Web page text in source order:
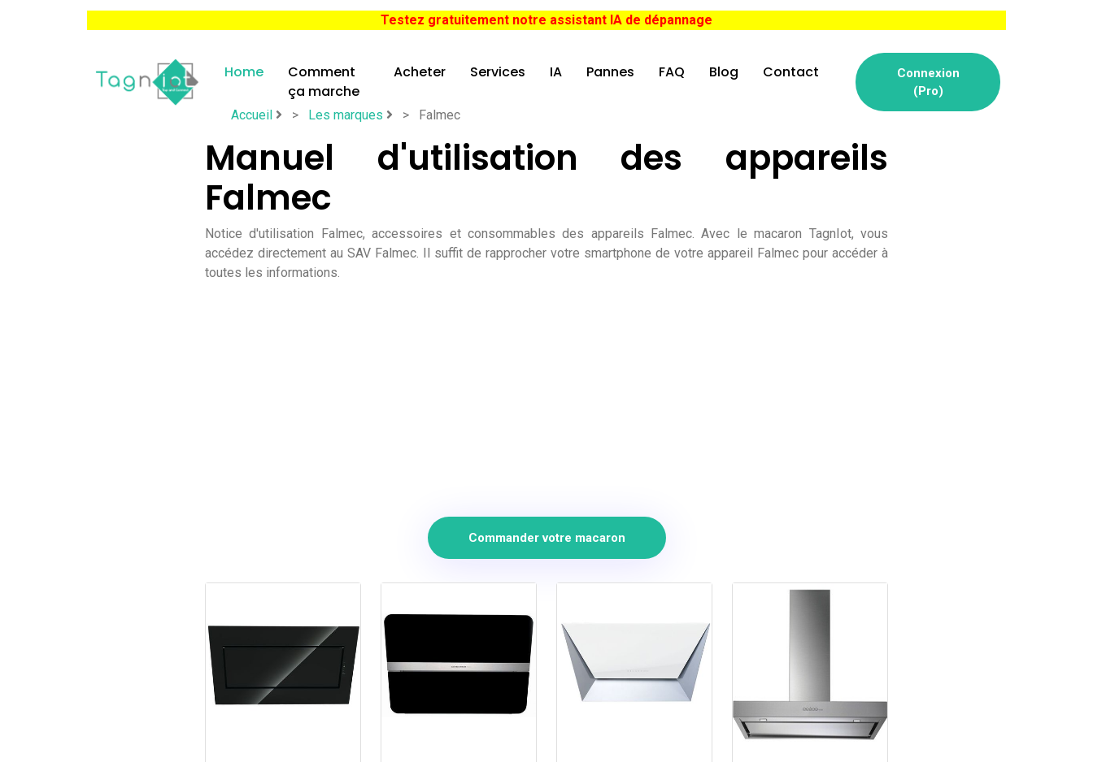
Testez gratuitement notre assistant IA de dépannage
Home
Comment
ça marche
Acheter Services IA Pannes FAQ Blog Contact
Connexion
(Pro)
Accueil > Les marques > Falmec
Manuel d'utilisation des appareils
Falmec
Notice d'utilisation Falmec, accessoires et consommables des appareils Falmec. Avec le macaron TagnIot, vous
accédez directement au SAV Falmec. Il suffit de rapprocher votre smartphone de votre appareil Falmec pour accéder à
toutes les informations.
Commander votre macaron